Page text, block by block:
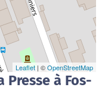
Leaflet | ©OpenStreetMap
Presse à Fos-